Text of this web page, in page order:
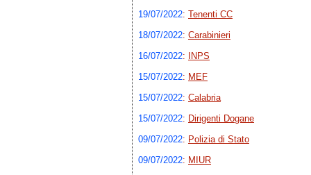
19/07/2022: Tenenti CC
18/07/2022: Carabinieri
16/07/2022:
INPS
15/07/2022: MEF
15/07/2022: Calabria
15/07/2022: Dirigenti Dogane
09/07/2022: Polizia di Stato
09/07/2022: MIUR